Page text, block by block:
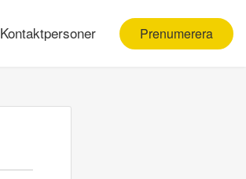
Kontaktpersoner Prenumerera